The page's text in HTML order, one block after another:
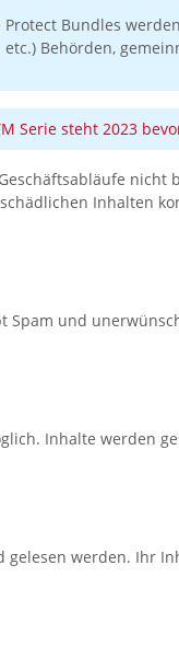
Bundles
Behörden,
Serie steht 2023
Inhalten
und
Inhalte werden
werden. Ihr